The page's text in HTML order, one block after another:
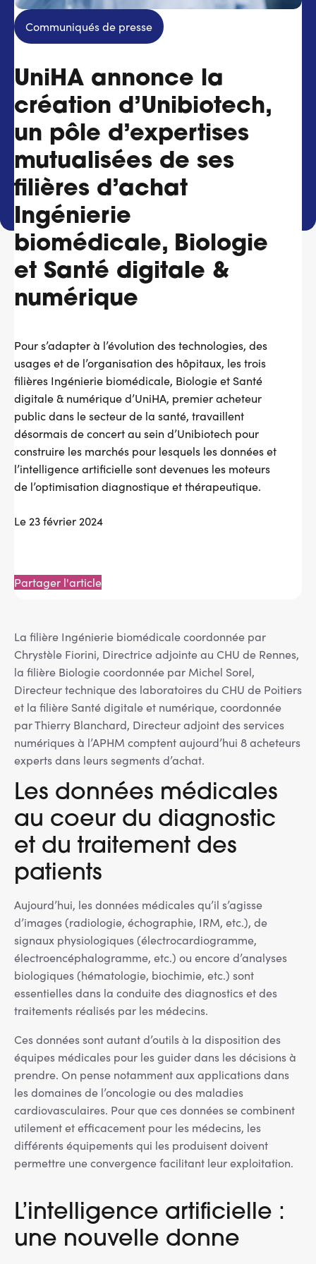
Services adhérents
Top
Fournisseurs
Recrutement
Espace presse
Aide & contact
Communiqués de presse
UniHA annonce la
création d’Unibiotech,
un pôle d’expertises
mutualisées de ses
filières d’achat
Ingénierie
biomédicale, Biologie
et Santé digitale &
numérique
Pour s’adapter à l’évolution des technologies, des
usages et de l’organisation des hôpitaux, les trois
filières Ingénierie biomédicale, Biologie et Santé
digitale & numérique d’UniHA, premier acheteur
public dans le secteur de la santé, travaillent
désormais de concert au sein d’Unibiotech pour
construire les marchés pour lesquels les données et
l’intelligence artificielle sont devenues les moteurs
de l’optimisation diagnostique et thérapeutique.
Le 23 février 2024
Partager l'article
d'état
La filière Ingénierie biomédicale coordonnée par
Chrystèle Fiorini, Directrice adjointe au CHU de Rennes,
la filière Biologie coordonnée par Michel Sorel,
Directeur technique des laboratoires du CHU de Poitiers
et la filière Santé digitale et numérique, coordonnée
par Thierry Blanchard, Directeur adjoint des services
numériques à l’APHM comptent aujourd’hui 8 acheteurs
experts dans leurs segments d’achat.
Les données médicales
au coeur du diagnostic
et du traitement des
patients
Aujourd’hui, les données médicales qu’il s’agisse
d’images (radiologie, échographie, IRM, etc.), de
signaux physiologiques (électrocardiogramme,
électroencéphalogramme, etc.) ou encore d’analyses
biologiques (hématologie, biochimie, etc.) sont
essentielles dans la conduite des diagnostics et des
traitements réalisés par les médecins.
Ces données sont autant d’outils à la disposition des
équipes médicales pour les guider dans les décisions à
prendre. On pense notamment aux applications dans
les domaines de l’oncologie ou des maladies
cardiovasculaires. Pour que ces données se combinent
utilement et efficacement pour les médecins, les
différents équipements qui les produisent doivent
permettre une convergence facilitant leur exploitation.
L’intelligence artificielle :
une nouvelle donne